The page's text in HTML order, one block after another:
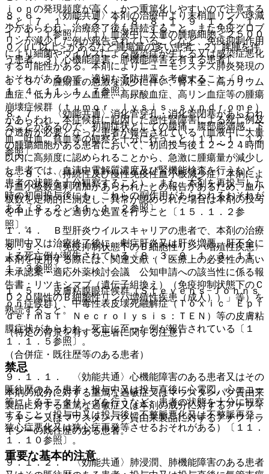
８．６． 〈効能共通〉本剤の治療中より末梢血リンパ球減
少があらわれ、治療終了後も持続すること、また免疫グロブ
リンが減少した例が報告されていることなど、免疫抑制作用
により細菌やウイルスによる感染症が生じる又は感染症悪化
する可能性がある。本剤によりニューモシスチス肺炎発現の
おそれがあるので、適切な予防措置を考慮すること〔９．
１．４、１１．１．７参照〕。
８．７． 〈効能共通〉消化管穿孔・消化管閉塞があらわれ
ることがあるので、初期症状としての腹痛、腹部膨満感、下
血、吐血、貧血等の観察を十分に行うこと〔１１．１．１２
参照〕。
８．８． 〈持続性及び慢性免疫性血小板減少症〉本剤によ
り血小板数過剰増加があらわれたとの報告があるため、血小
板数を定期的に測定し、異常が認められた場合は本剤の投与
を中止するなど適切な処置を行うこと〔１５．１．２参
照〕。
８．９． 〈免疫抑制状態下のＢ細胞性リンパ増殖性疾患〉
本剤を使用する際には、関連文献（「医療上の必要性の高い
未承認薬・適応外薬検討会議 公知申請への該当性に係る報
告書：リツキシマブ（遺伝子組換え）（免疫抑制状態下のＣ
Ｄ２０陽性のＢ細胞性リンパ増殖性疾患（成人））」等）を
熟読すること。
（特定の背景を有する患者に関する注意）
（合併症・既往歴等のある患者）
９．１．１． 〈効能共通〉心機能障害のある患者又はその
既往歴のある患者：投与中又は投与直後に心電図、心エコー
等によるモニタリングを行うなど、患者の状態を十分に観察
すること（投与中又は投与後に不整脈悪化又は不整脈再発、
狭心症悪化又は狭心症再発等させるおそれがある）〔１１．
１．１０参照〕。
９．１．２． 〈効能共通〉肺浸潤、肺機能障害のある患者
ｉｏｎの発現頻度が高く、かつ重篤化しやすいので注意する
こと〔７．１、７．２、７．８、８．１、９．１．２、１
１．１．１参照〕［１）血液中に大量の腫瘍細胞＜２５００
０／μＬ以上＞があるなど腫瘍量の多い患者、２）脾腫を伴
う患者、３）心機能障害、肺機能障害を有する患者］。
１．３． 腫瘍量の急激な減少に伴い、腎不全、高カリウム
血症、低カルシウム血症、高尿酸血症、高リン血症等の腫瘍
崩壊症候群（ｔｕｍｏｒ ｌｙｓｉｓ ｓｙｎｄｒｏｍｅ）
があらわれ、本症候群に起因した急性腎障害による死亡例及
び透析が必要となった患者が報告されている（血液中に大量
の腫瘍細胞がある患者において、初回投与後１２〜２４時間
以内に高頻度に認められることから、急激に腫瘍量が減少し
た患者では、血清中電解質濃度及び腎機能検査を行うなど、
患者の状態を十分観察すること）。また、本剤を再投与した
時の初回投与後にも、これらの副作用があらわれるおそれが
ある〔８．２、１１．１．２参照〕。
１．４． Ｂ型肝炎ウイルスキャリアの患者で、本剤の治療
期間中又は治療終了後に、劇症肝炎又は肝炎増悪、肝不全に
よる死亡例が報告されている〔８．３、９．１．３、１１．
１．３参照〕。
１．５． 皮膚粘膜眼症候群（Ｓｔｅｖｅｎｓ−Ｊｏｈｎｓ
ｏｎ症候群）、中毒性表皮壊死融解症（Ｔｏｘｉｃ Ｅｐｉ
ｄｅｒｍａｌ Ｎｅｃｒｏｌｙｓｉｓ：ＴＥＮ）等の皮膚粘
膜症状があらわれ、死亡に至った例が報告されている〔１
１．１．５参照〕。
禁忌
本剤の成分に対する重篤な過敏症又はマウスタンパク質由来
製品に対する重篤な過敏症又は本剤の成分に対するアナフィ
ラキシー又はマウスタンパク質由来製品に対するアナフィラ
キシーの既往歴のある患者。
重要な基本的注意